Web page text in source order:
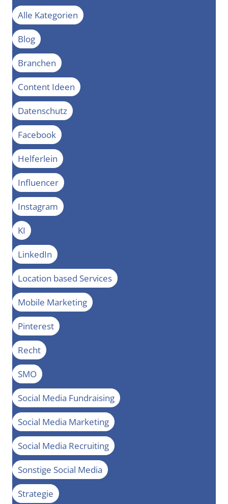
Alle Kategorien
Blog
Branchen
Content Ideen
Datenschutz
Facebook
Helferlein
Influencer
Instagram
KI
LinkedIn
Location based Services
Mobile Marketing
Pinterest
Recht
SMO
Social Media Fundraising
Social Media Marketing
Social Media Recruiting
Sonstige Social Media
Strategie